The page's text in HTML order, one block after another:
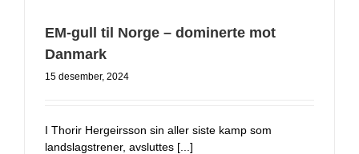
EM-gull til Norge – dominerte mot
Danmark
15 desember, 2024
I Thorir Hergeirsson sin aller siste kamp som
landslagstrener, avsluttes [...]